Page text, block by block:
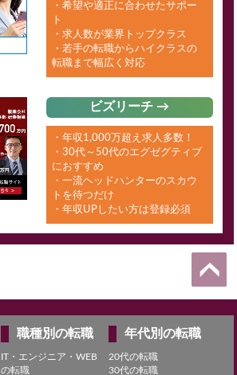
・希望や適正に合わせたサポー
ト
・求人数が業界トップクラス
・若手の転職からハイクラスの
転職まで幅広く対応
ビズリーチ →
・年収1,000万超え求人多数！
・30代～50代のエグゼグティブ
におすすめ
・一流ヘッドハンターのスカウ
トを待つだけ
・年収UPしたい方は登録必須
職種別の転職
IT・エンジニア・WEB
の転職
年代別の転職
20代の転職
30代の転職